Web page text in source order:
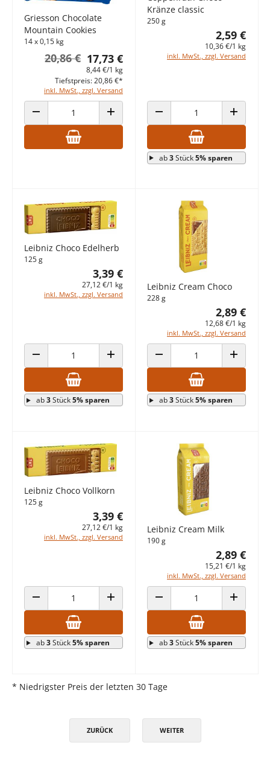
Griesson Chocolate
Mountain Cookies
14 x 0,15 kg
17,73 €
20,86 €
8,44 €/1 kg
inkl. MwSt., zzgl. Versand
Tiefstpreis: 20,86 €*
ANZAHL VERRINGERN ANZAHL ERHÖHEN
Kränze classic
250 g
2,59 €
10,36 €/1 kg
inkl. MwSt., zzgl. Versand
ANZAHL VERRINGERN ANZAHL
ab3Stück5% sparen
Leibniz Choco Edelherb
125 g
3,39 €
27,12 €/1 kg
inkl. MwSt., zzgl. Versand
ANZAHL VERRINGERN ANZAHL ERHÖHEN
ab3Stück5% sparen
Leibniz Cream Choco
228 g
2,89 €
12,68 €/1 kg
inkl. MwSt., zzgl. Versand
ANZAHL VERRINGERN ANZAHL
ab3Stück5% sparen
Leibniz Choco Vollkorn
125 g
3,39 €
27,12 €/1 kg
inkl. MwSt., zzgl. Versand
ANZAHL VERRINGERN ANZAHL ERHÖHEN
ab3Stück5% sparen
Leibniz Cream Milk
190 g
2,89 €
15,21 €/1 kg
inkl. MwSt., zzgl. Versand
ANZAHL VERRINGERN ANZAHL
ab3Stück5% sparen
* Niedrigster Preis der letzten 30 Tage
ZURÜCK WEITER